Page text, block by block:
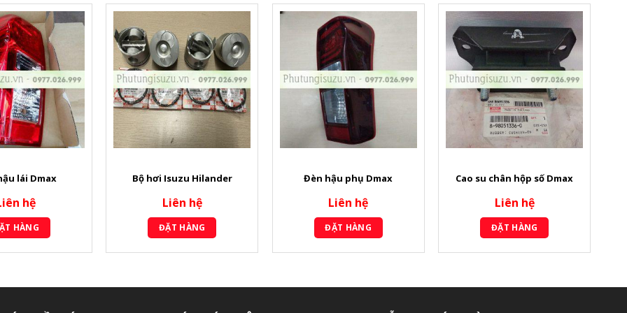
lái Dmax
hệ
HÀNG
Bộ hơi Isuzu Hilander
Liên hệ
ĐẶT HÀNG
Đèn hậu phụ Dmax
Liên hệ
ĐẶT HÀNG
Cao su chân hộp số Dmax
Liên hệ
ĐẶT HÀNG